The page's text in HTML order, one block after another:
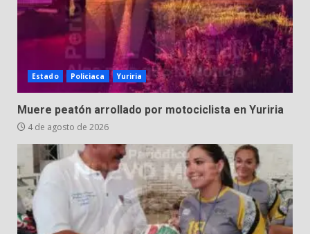
Estado Policiaca Yuriria
Muere peatón arrollado por motociclista en Yuriria
4 de agosto de 2026